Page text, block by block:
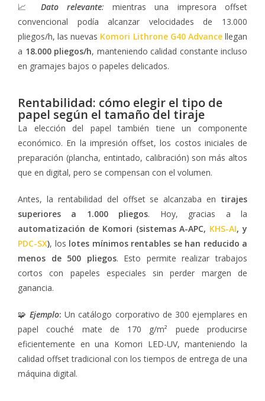
📈 Dato relevante: mientras una impresora offset
convencional podía alcanzar velocidades de 13.000
pliegos/h, las nuevas Komori Lithrone G40 Advancellegan
a 18.000 pliegos/h, manteniendo calidad constante incluso
en gramajes bajos o papeles delicados.
Rentabilidad: cómo elegir el tipo de
papel según el tamaño del tiraje
La elección del papel también tiene un componente
económico. En la impresión offset, los costos iniciales de
preparación (plancha, entintado, calibración) son más altos
que en digital, pero se compensan con el volumen.
Antes, la rentabilidad del offset se alcanzaba en tirajes
superiores a 1.000 pliegos. Hoy, gracias a la
automatización de Komori (sistemas A-APC, KHS-AI, y
PDC-SX), los lotes mínimos rentables se han reducido a
menos de 500 pliegos. Esto permite realizar trabajos
cortos con papeles especiales sin perder margen de
ganancia.
🧩Ejemplo: Un catálogo corporativo de 300 ejemplares en
papel couché mate de 170 g/m² puede producirse
eficientemente en una Komori LED-UV, manteniendo la
calidad offset tradicional con los tiempos de entrega de una
máquina digital.